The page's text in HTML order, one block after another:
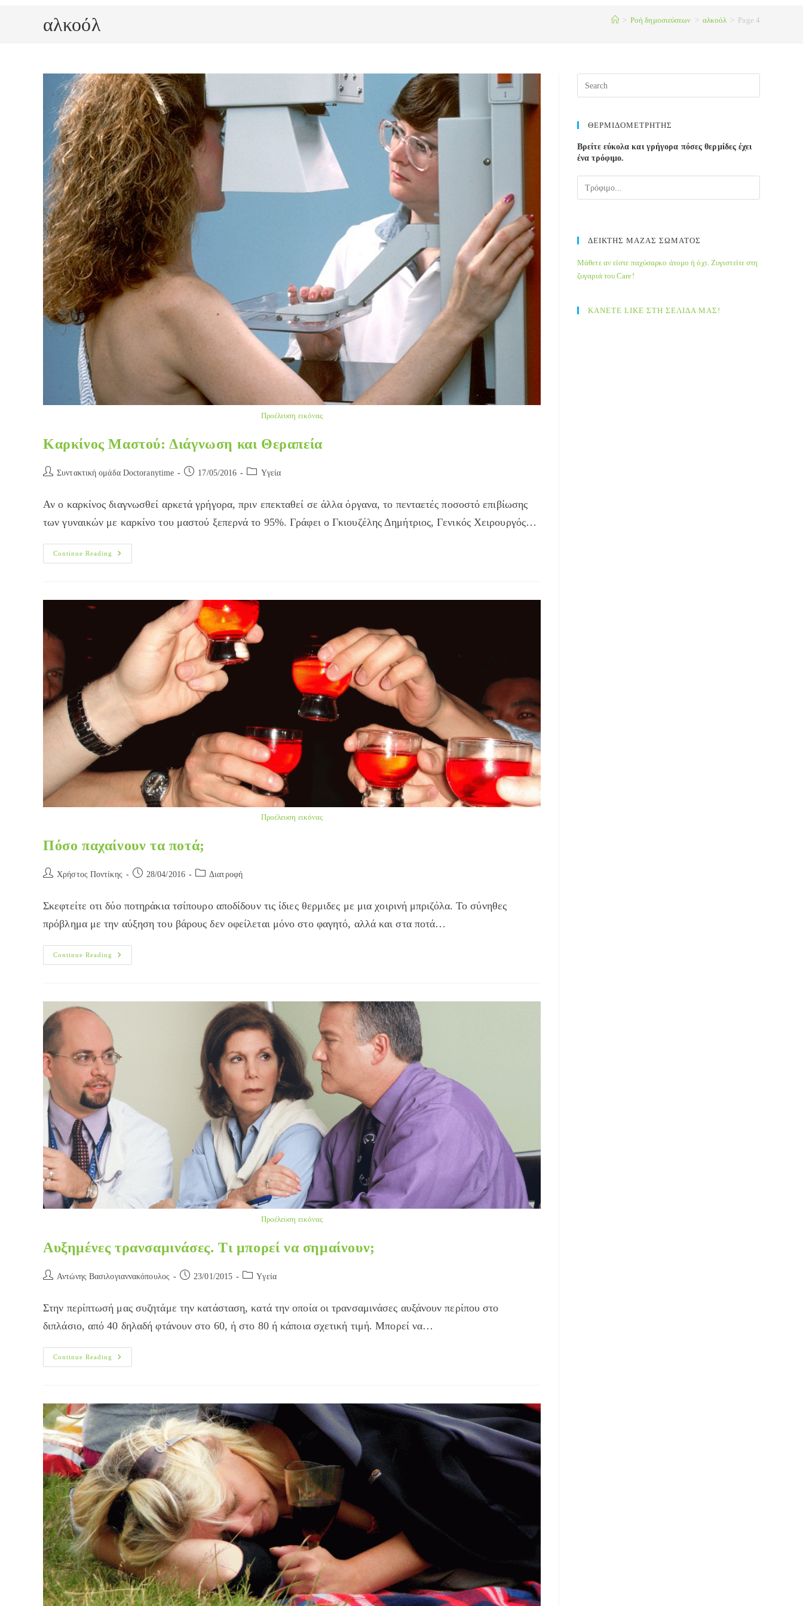
αλκοόλ > Ροή δημοσιεύσεων > αλκοόλ > Page 4
Προέλευση εικόνας
Καρκίνος Μαστού: Διάγνωση και Θεραπεία
PostΣυντακτική ομάδα Doctoranytime
Post 17/05/2016
Post Yγεία
Αν ο καρκίνος διαγνωσθεί αρκετά γρήγορα, πριν επεκταθεί σε άλλα όργανα, το πενταετές ποσοστό επιβίωσης
των γυναικών με καρκίνο του μαστού ξεπερνά το 95%. Γράφει ο Γκιουζέλης Δημήτριος, Γενικός Χειρουργός…
Continue Reading
Καρκίνος
Μαστού:
Προέλευση εικόνας
Πόσο παχαίνουν τα ποτά;
Post Χρήστος Ποντίκης
Post 28/04/2016
Post Διατροφή
Σκεφτείτε οτι δύο ποτηράκια τσίπουρο αποδίδουν τις ίδιες θερμιδες με μια χοιρινή μπριζόλα. Το σύνηθες
πρόβλημα με την αύξηση του βάρους δεν οφείλεται μόνο στο φαγητό, αλλά και στα ποτά…
Continue Reading
Πόσο
Παχαίνουν
Προέλευση εικόνας
Αυξημένες τρανσαμινάσες. Τι μπορεί να σημαίνουν;
Post Αντώνης Βασιλογιαννακόπουλος
Post 23/01/2015
PostYγεία
Στην περίπτωσή μας συζητάμε την κατάσταση, κατά την οποία οι τρανσαμινάσες αυξάνουν περίπου στο
διπλάσιο, από 40 δηλαδή φτάνουν στο 60, ή στο 80 ή κάποια σχετική τιμή. Μπορεί να…
Continue Reading
Αυξημένες
Τρανσαμινάσες.
ΘΕΡΜΙΔΟΜΕΤΡΗΤΗΣ
Βρείτε εύκολα και γρήγορα πόσες θερμίδες έχει
ένα τρόφιμο.
ΔΕΙΚΤΗΣ ΜΑΖΑΣ ΣΩΜΑΤΟΣ
Μάθετε αν είστε παχύσαρκο άτομο ή όχι. Ζυγιστείτε στη
ζυγαριά του Care!
ΚΑΝΕΤΕ LIKE ΣΤΗ ΣΕΛΙΔΑ ΜΑΣ!